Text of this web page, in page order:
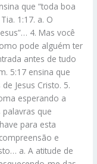
que “toda boa
1:17. a. O
4. Mas você
pode alguém ter
antes de tudo
5:17 ensina que
Jesus Cristo. 5.
esperando a
que
para esta
e
a. A atitude de